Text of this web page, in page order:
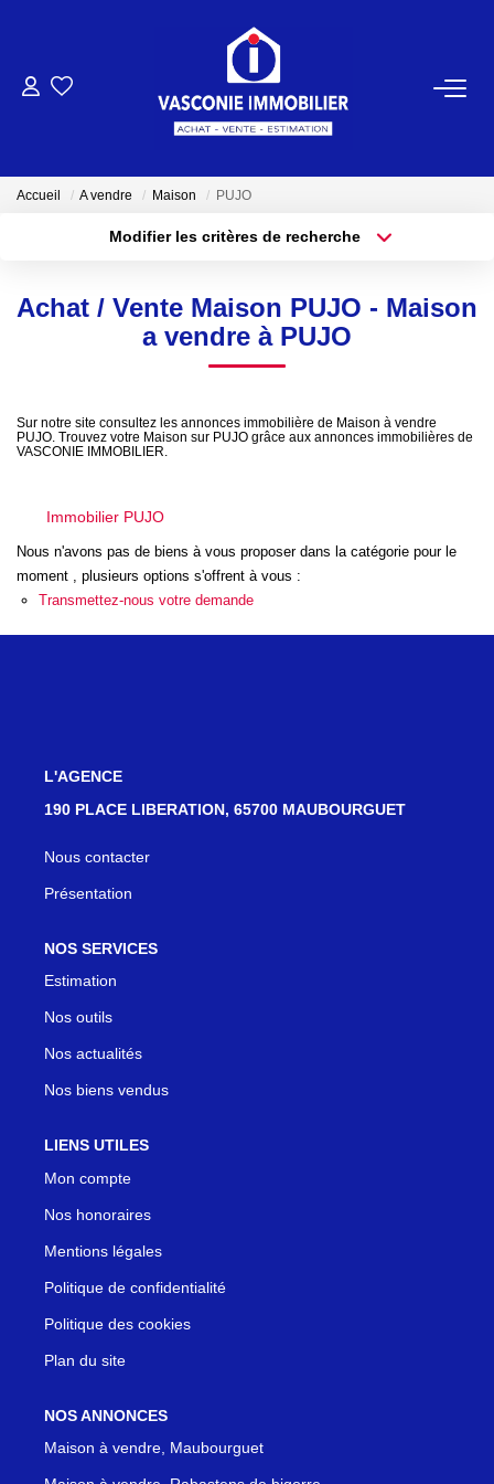
ACHETER
VENDRE
NOTRE AGENCE
Qui Sommes-Nous
Notre Équipe
NOS ACTUALITÉS
Accueil A vendre Maison PUJO
Modifier les critères de recherche
Budget max
Achat / Vente Maison PUJO - Maison
a vendre à PUJO
Sur notre site consultez les annonces immobilière de Maison à vendre
PUJO. Trouvez votre Maison sur PUJO grâce aux annonces immobilières de
VASCONIE IMMOBILIER.
Immobilier PUJO
Nous n'avons pas de biens à vous proposer dans la catégorie pour le
moment , plusieurs options s'offrent à vous :
Transmettez-nous votre demande
L'AGENCE
190 PLACE LIBERATION, 65700 MAUBOURGUET
Nous contacter
Présentation
NOS SERVICES
Estimation
Nos outils
Nos actualités
Nos biens vendus
LIENS UTILES
Mon compte
Nos honoraires
Mentions légales
Politique de confidentialité
Politique des cookies
Plan du site
NOS ANNONCES
Maison à vendre, Maubourguet